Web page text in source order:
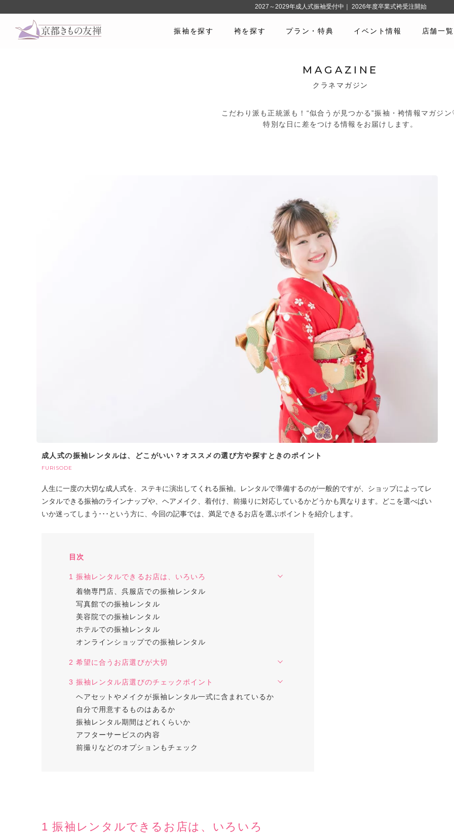
振袖を探す 袴を探す プラン・特典 イベント情報 店舗一覧
MAGAZINE
クラネマガジン
こだわり派も正統派も！“似合うが見つかる”振袖・袴情報マガジ
特別な日に差をつける情報をお届けします。
成人式の振袖レンタルは、どこがいい？オススメの選び方や探すときのポイント
FURISODE
人生に一度の大切な成人式を、ステキに演出してくれる振袖。レンタルで準備するのが一般的ですが、ショップによってレ
ンタルできる振袖のラインナップや、ヘアメイク、着付け、前撮りに対応しているかどうかも異なります。どこを選べばい
いか迷ってしまう･･･という方に、今回の記事では、満足できるお店を選ぶポイントを紹介します。
目次
1 振袖レンタルできるお店は、いろいろ
着物専門店、呉服店での振袖レンタル
写真館での振袖レンタル
美容院での振袖レンタル
ホテルでの振袖レンタル
オンラインショップでの振袖レンタル
2 希望に合うお店選びが大切
3 振袖レンタル店選びのチェックポイント
ヘアセットやメイクが振袖レンタル一式に含まれているか
自分で用意するものはあるか
振袖レンタル期間はどれくらいか
アフターサービスの内容
前撮りなどのオプションもチェック
1 振袖レンタルできるお店は、いろいろ
2027～2029年成人式振袖受付中｜ 2026年度卒業式袴受注開始